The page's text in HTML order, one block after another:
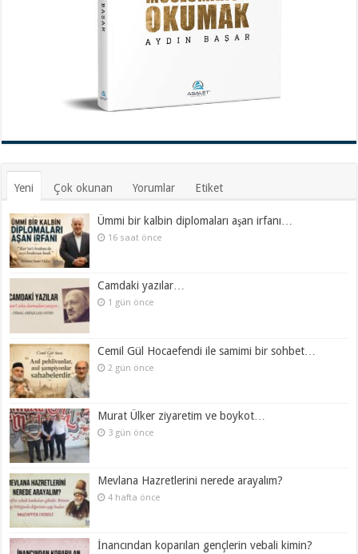
Yeni Çok okunan Yorumlar Etiket
Ümmi bir kalbin diplomaları aşan irfanı…
16 saat önce
Camdaki yazılar…
1 gün önce
Cemil Gül Hocaefendi ile samimi bir sohbet…
2 gün önce
Murat Ülker ziyaretim ve boykot…
3 gün önce
Mevlana Hazretlerini nerede arayalım?
4 hafta önce
İnancından koparılan gençlerin vebali kimin?